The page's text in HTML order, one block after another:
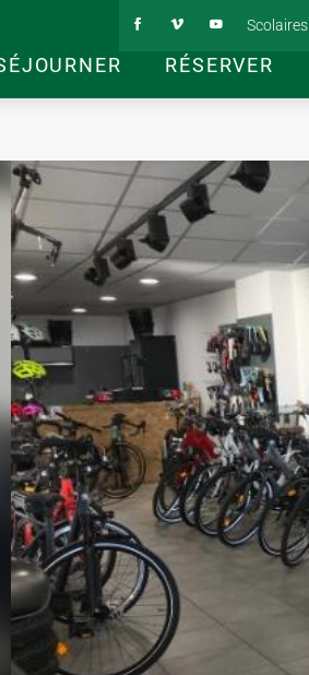
RÉSERVER
Scolaires